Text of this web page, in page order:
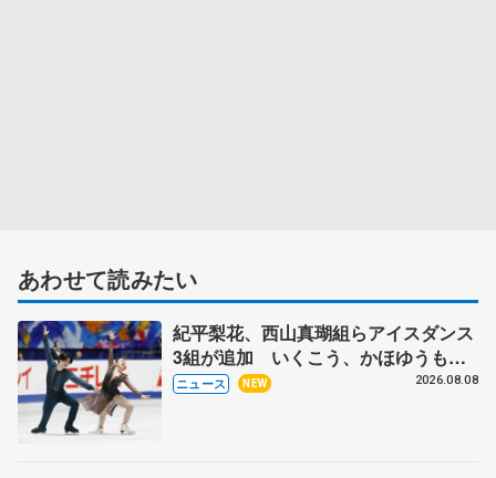
あわせて読みたい
紀平梨花、西山真瑚組らアイスダンス
3組が追加 いくこう、かほゆうも、
木下グループ杯
ニュース NEW 2026.08.08